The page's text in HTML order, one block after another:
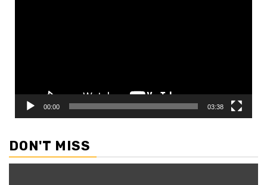
00:00 03:38
DON'T MISS